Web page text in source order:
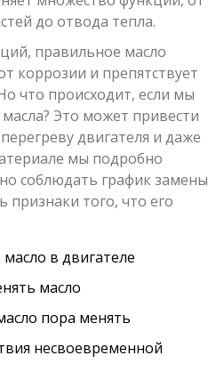
до отвода тепла.
правильное масло
коррозии и препятствует
что происходит, если мы
Это может привести
двигателя и даже
мы подробно
соблюдать график замены
признаки того, что его
в двигателе
масло
пора менять
несвоевременной